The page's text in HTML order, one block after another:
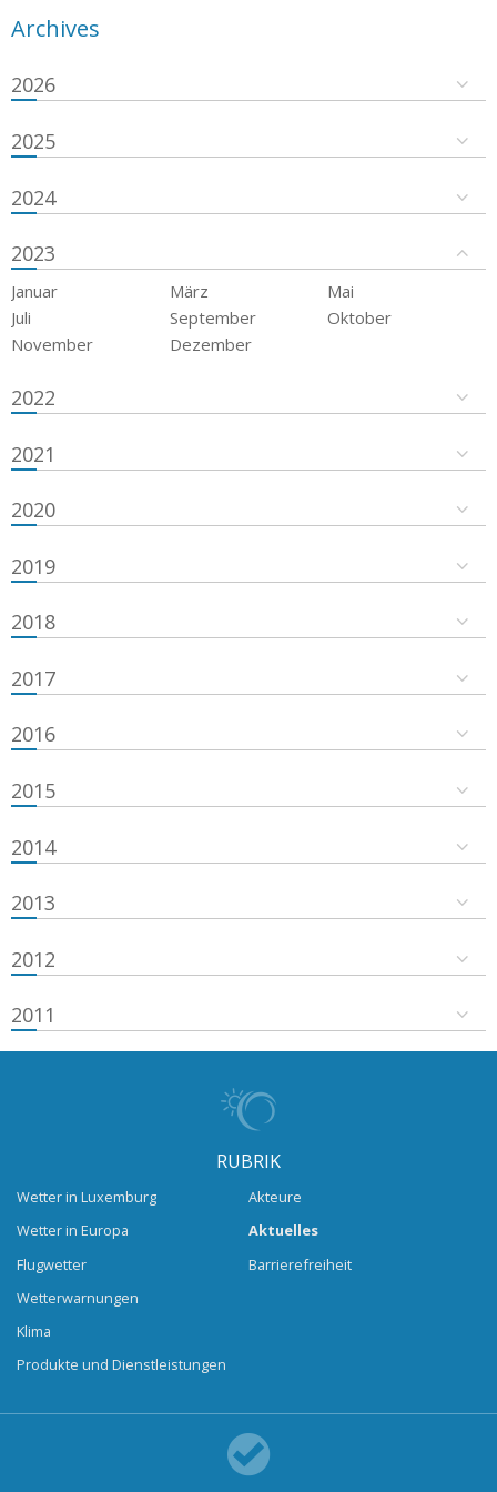
Archives
2026
2025
2024
2023
Januar März
Mai
Juli
September
Oktober
November
Dezember
2022
2021
2020
2019
2018
2017
2016
2015
2014
2013
2012
2011
RUBRIK
Wetter in Luxemburg
Wetter in Europa
Flugwetter
Wetterwarnungen
Klima
Produkte und Dienstleistungen
Akteure
Aktuelles
Barrierefreiheit